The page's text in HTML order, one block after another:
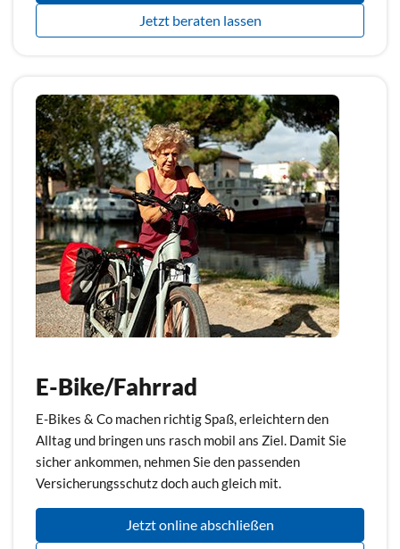
Jetzt beraten lassen
E-Bike/Fahrrad
E-Bikes & Co machen richtig Spaß, erleichtern den
Alltag und bringen uns rasch mobil ans Ziel. Damit Sie
sicher ankommen, nehmen Sie den passenden
Versicherungsschutz doch auch gleich mit.
Jetzt online abschließen